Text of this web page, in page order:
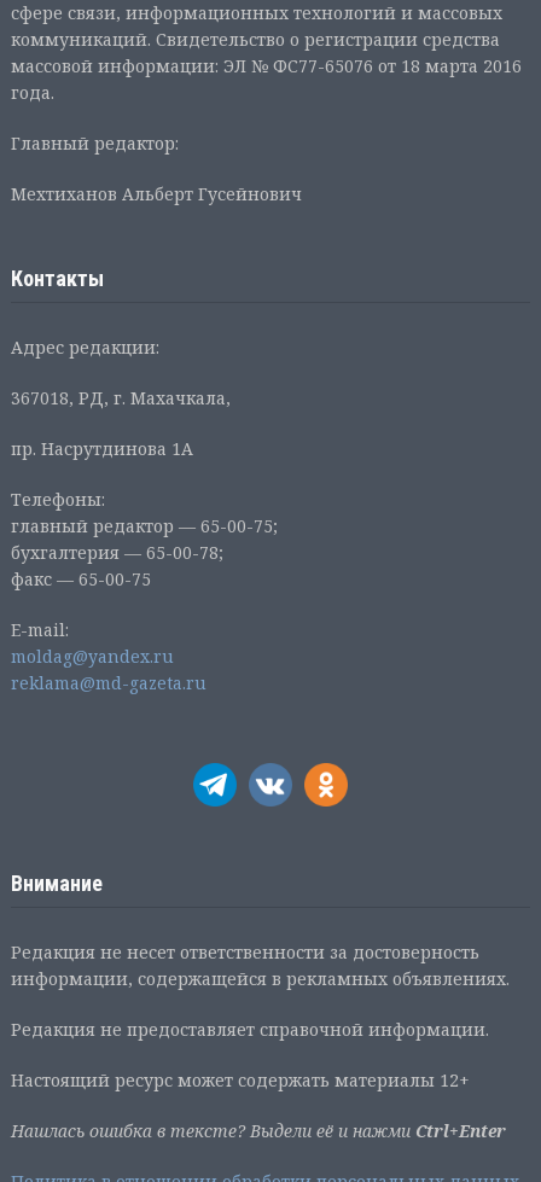
сфере связи, информационных технологий и массовых
коммуникаций. Свидетельство о регистрации средства
массовой информации: ЭЛ № ФС77-65076 от 18 марта 2016
года.
Главный редактор:
Мехтиханов Альберт Гусейнович
Контакты
Адрес редакции:
367018, РД, г. Махачкала,
пр. Насрутдинова 1А
Телефоны:
главный редактор — 65-00-75;
бухгалтерия — 65-00-78;
факс — 65-00-75
E-mail:
moldag@yandex.ru
reklama@md-gazeta.ru
Внимание
Редакция не несет ответственности за достоверность
информации, содержащейся в рекламных объявлениях.
Редакция не предоставляет справочной информации.
Настоящий ресурс может содержать материалы 12+
Нашлась ошибка в тексте? Выдели её и нажми Ctrl+Enter